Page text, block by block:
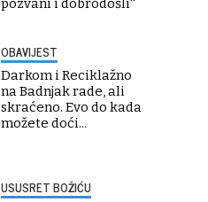
pozvani i dobrodošli''
OBAVIJEST
Darkom i Reciklažno
na Badnjak rade, ali
skraćeno. Evo do kada
možete doći...
USUSRET BOŽIĆU